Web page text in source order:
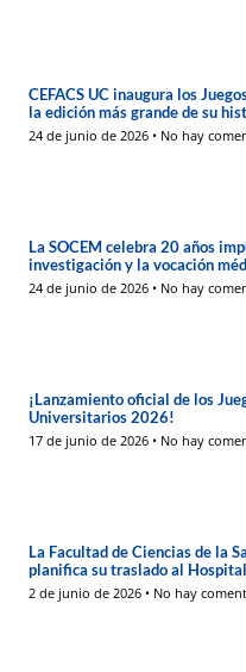
CEFACS UC inaugura los
la edición más grande de su
24 de junio de 2026 No hay
La SOCEM celebra 20 años
investigación y la vocación
24 de junio de 2026 No hay
¡Lanzamiento oficial de los
Universitarios 2026!
17 de junio de 2026 No hay
La Facultad de Ciencias de la
planifica su traslado al
2 de junio de 2026 No hay